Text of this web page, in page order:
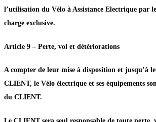
l’utilisation du Vélo à Assistance Electrique par
charge exclusive.
Article 9 – Perte, vol et détériorations
A compter de leur mise à disposition et jusqu’à
CLIENT, le Vélo électrique et ses équipements
du CLIENT.